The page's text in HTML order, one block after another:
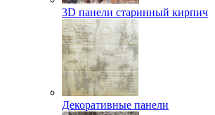
3D панели старинный кирпич
Декоративные панели